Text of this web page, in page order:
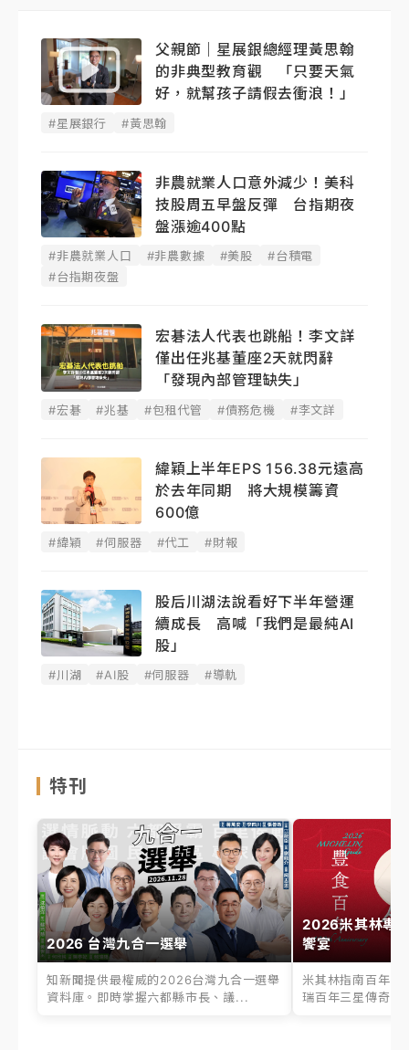
父親節｜星展銀總經理黃思翰
的非典型教育觀 「只要天氣
好，就幫孩子請假去衝浪！」
#星展銀行 #黃思翰
非農就業人口意外減少！美科
技股周五早盤反彈 台指期夜
盤漲逾400點
#非農就業人口 #非農數據 #美股
#台積電
#台指期夜盤
宏碁法人代表也跳船！李文詳
僅出任兆基董座2天就閃辭
「發現內部管理缺失」
#宏碁 #兆基 #包租代管 #債務危機 #李文詳
緯穎上半年EPS 156.38元遠高
於去年同期 將大規模籌資
600億
#緯穎 #伺服器 #代工 #財報
股后川湖法說看好下半年營運
續成長 高喊「我們是最純AI
股」
#川湖 #AI股 #伺服器 #導軌
特刊
2026 台灣九合一選舉
知新聞提供最權威的2026台灣九合一選舉
資料庫。即時掌握六都縣市長、議...
2026米其林專
饗宴
米其林指南百年之
瑞百年三星傳奇、